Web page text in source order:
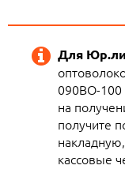
Для
090BO-100
на
получите
кассовые